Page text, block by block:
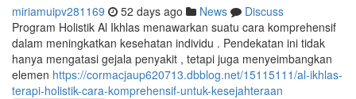
miriamuipv281169 52 days ago News
Discuss
Program Holistik Al Ikhlas menawarkan suatu cara komprehensif
dalam meningkatkan kesehatan individu . Pendekatan ini tidak
hanya mengatasi gejala penyakit , tetapi juga menyeimbangkan
elemen https://cormacjaup620713.dbblog.net/15115111/al-ikhlas-
terapi-holistik-cara-komprehensif-untuk-kesejahteraan